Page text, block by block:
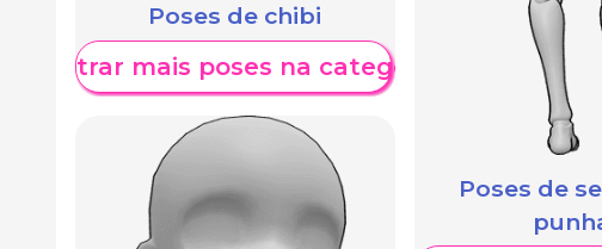
Poses de chibi
Mostrar mais poses na categoria
Poses de